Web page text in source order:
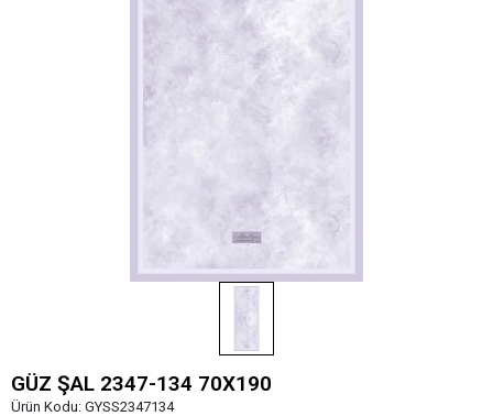
GÜZ ŞAL 2347-134 70X190
Ürün Kodu: GYSS2347134